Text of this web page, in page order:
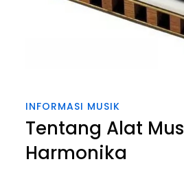
INFORMASI MUSIK
Tentang Alat
Harmonika